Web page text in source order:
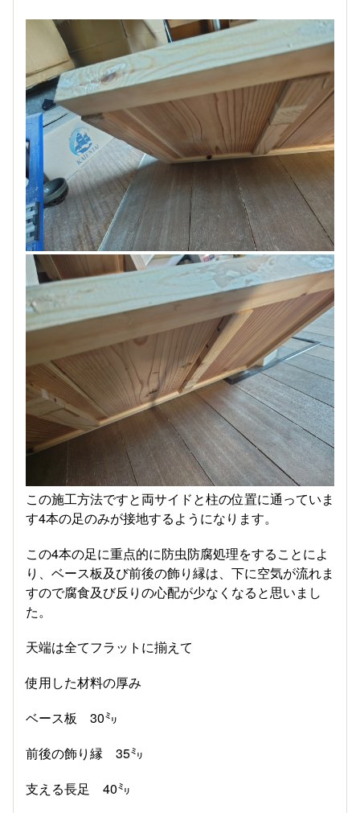
この施工方法ですと両サイドと柱の位置に通っていま
す4本の足のみが接地するようになります。
この4本の足に重点的に防虫防腐処理をすることによ
り、ベース板及び前後の飾り縁は、下に空気が流れま
すので腐食及び反りの心配が少なくなると思いまし
た。
天端は全てフラットに揃えて
使用した材料の厚み
ベース板 30㍉
前後の飾り縁 35㍉
支える長足 40㍉